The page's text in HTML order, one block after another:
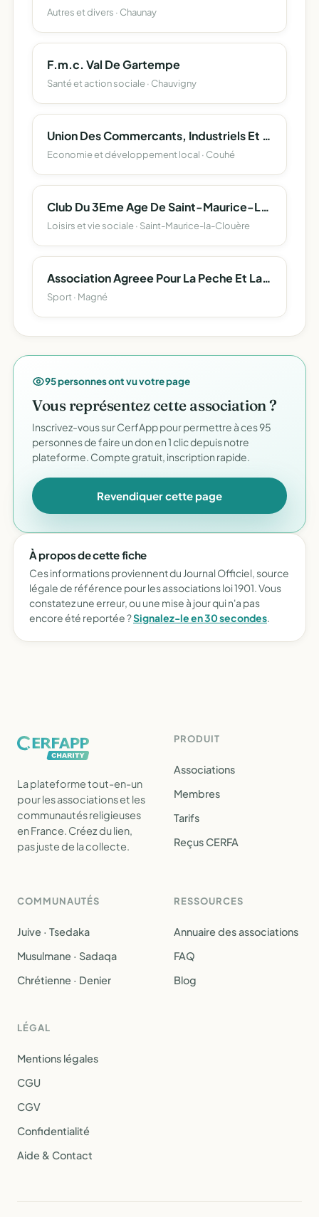
Autres et divers · Chaunay
F.m.c. Val De Gartempe
Santé et action sociale · Chauvigny
Union Des Commercants, Industriels Et Artisans Du Canton De Couhe.
Economie et développement local · Couhé
Club Du 3Eme Age De Saint-Maurice-La-Clouere.
Loisirs et vie sociale · Saint-Maurice-la-Clouère
Association Agreee Pour La Peche Et La Protection Du Milieu Aquatique 'La Tanche De La Clouere.'
Sport · Magné
95 personnes ont vu votre page
Vous représentez cette association ?
Inscrivez-vous sur CerfApp pour permettre à ces 95
personnes de faire un don en 1 clic depuis notre
plateforme. Compte gratuit, inscription rapide.
Revendiquer cette page
À propos de cette fiche
Ces informations proviennent du Journal Officiel, source
légale de référence pour les associations loi 1901. Vous
constatez une erreur, ou une mise à jour qui n'a pas
encore été reportée ?Signalez-le en 30 secondes.
La plateforme tout-en-un
pour les associations et les
communautés religieuses
en France. Créez du lien,
pas juste de la collecte.
PRODUIT
Associations
Membres
Tarifs
Reçus CERFA
COMMUNAUTÉS
Juive · Tsedaka
Musulmane · Sadaqa
Chrétienne · Denier
RESSOURCES
Annuaire des associations
FAQ
Blog
LÉGAL
Mentions légales
CGU
CGV
Confidentialité
Aide & Contact